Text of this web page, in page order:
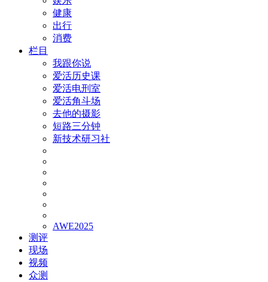
健康
出行
消费
栏目
我跟你说
爱活历史课
爱活电刑室
爱活角斗场
去他的摄影
短路三分钟
新技术研习社
AWE2025
测评
现场
视频
众测